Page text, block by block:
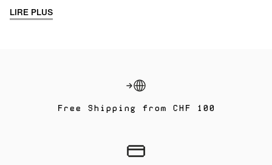
LIRE PLUS
Free Shipping from CHF 100